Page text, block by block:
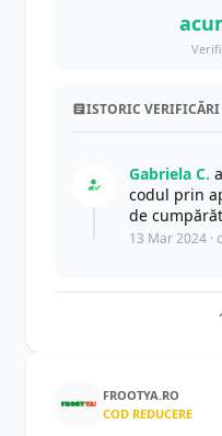
ISTORIC VERIFICĂRI
Gabriela C.
codul prin
de
13 Mar 2024 ·
FROOTYA.RO
COD REDUCERE